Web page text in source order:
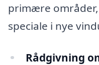
primære
speciale i nye
Rådgivning